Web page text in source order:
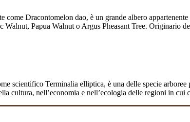
come Dracontomelon dao, è un grande albero
Walnut, Papua Walnut o Argus Pheasant Tree.
scientifico Terminalia elliptica, è una delle specie
cultura, nell’economia e nell’ecologia delle regioni in